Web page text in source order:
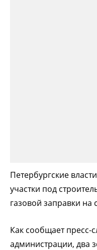
Петербургские
участки под
газовой заправки на
Как сообщает пресс-
администрации, два